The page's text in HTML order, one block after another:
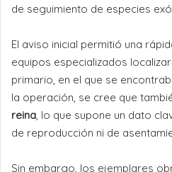
de seguimiento de especies
El aviso inicial permitió una
equipos especializados
primario, en el que se
la operación, se cree que
reina, lo que supone un dato
de reproducción ni de
Sin embargo, los ejemplares